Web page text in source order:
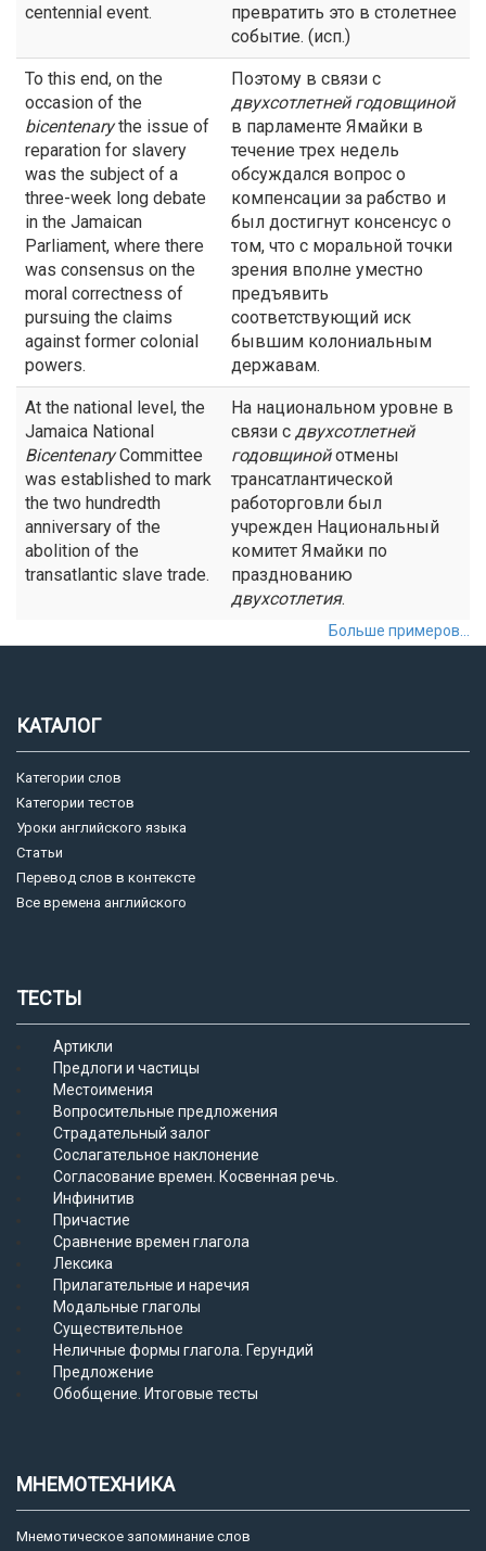
centennial event.
превратить это в столетнее
событие. (исп.)
To this end, on the
occasion of the
bicentenarythe issue of
reparation for slavery
was the subject of a
three-week long debate
in the Jamaican
Parliament, where there
was consensus on the
moral correctness of
pursuing the claims
against former colonial
powers.
Поэтому в связи с
двухсотлетней годовщиной
в парламенте Ямайки в
течение трех недель
обсуждался вопрос о
компенсации за рабство и
был достигнут консенсус о
том, что с моральной точки
зрения вполне уместно
предъявить
соответствующий иск
бывшим колониальным
державам.
At the national level, the
Jamaica National
BicentenaryCommittee
was established to mark
the two hundredth
anniversary of the
abolition of the
transatlantic slave trade.
На национальном уровне в
связи с двухсотлетней
годовщинойотмены
трансатлантической
работорговли был
учрежден Национальный
комитет Ямайки по
празднованию
двухсотлетия.
Больше примеров...
КАТАЛОГ
Категории слов
Категории тестов
Уроки английского языка
Статьи
Перевод слов в контексте
Все времена английского
ТЕСТЫ
Артикли
Предлоги и частицы
Местоимения
Вопросительные предложения
Страдательный залог
Сослагательное наклонение
Согласование времен. Косвенная речь.
Инфинитив
Причастие
Сравнение времен глагола
Лексика
Прилагательные и наречия
Модальные глаголы
Существительное
Неличные формы глагола. Герундий
Предложение
Обобщение. Итоговые тесты
МНЕМОТЕХНИКА
Мнемотическое запоминание слов